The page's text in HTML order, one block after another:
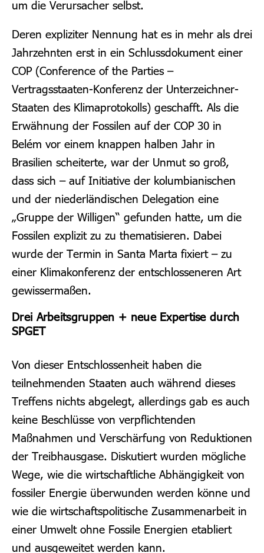
um die Verursacher selbst.
Deren expliziter Nennung hat es in mehr als drei
Jahrzehnten erst in ein Schlussdokument einer
COP (Conference of the Parties –
Vertragsstaaten-Konferenz der Unterzeichner-
Staaten des Klimaprotokolls) geschafft. Als die
Erwähnung der Fossilen auf der COP 30 in
Belém vor einem knappen halben Jahr in
Brasilien scheiterte, war der Unmut so groß,
dass sich – auf Initiative der kolumbianischen
und der niederländischen Delegation eine
„Gruppe der Willigen“ gefunden hatte, um die
Fossilen explizit zu zu thematisieren. Dabei
wurde der Termin in Santa Marta fixiert – zu
einer Klimakonferenz der entschlosseneren Art
gewissermaßen.
Drei Arbeitsgruppen + neue Expertise durch
SPGET
Von dieser Entschlossenheit haben die
teilnehmenden Staaten auch während dieses
Treffens nichts abgelegt, allerdings gab es auch
keine Beschlüsse von verpflichtenden
Maßnahmen und Verschärfung von Reduktionen
der Treibhausgase. Diskutiert wurden mögliche
Wege, wie die wirtschaftliche Abhängigkeit von
fossiler Energie überwunden werden könne und
wie die wirtschaftspolitische Zusammenarbeit in
einer Umwelt ohne Fossile Energien etabliert
und ausgeweitet werden kann.